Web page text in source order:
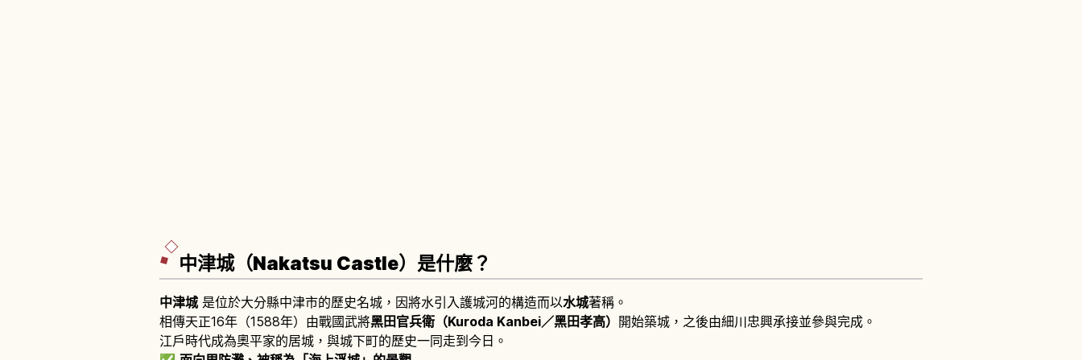
中津城（Nakatsu Castle）是什麼？
中津城是位於大分縣中津市的歷史名城，因將水引入護城河的構造而以水城著稱。
相傳天正16年（1588年）由戰國武將黑田官兵衛（Kuroda Kanbei／黑田孝高） 開始築城，之後由細川忠興承接並參與完成。
江戶時代成為奧平家的居城，與城下町的歷史一同走到今日。